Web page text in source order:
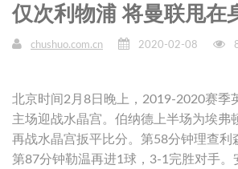
仅次利物浦 将曼联甩在
chushuo.com.cn 2020-02-08
北京时间2月8日晚上，2019-2020赛季
主场迎战水晶宫。伯纳德上半场为埃弗
再战水晶宫扳平比分。第58分钟理查利
第87分钟勒温再进1球，3-1完胜对手。